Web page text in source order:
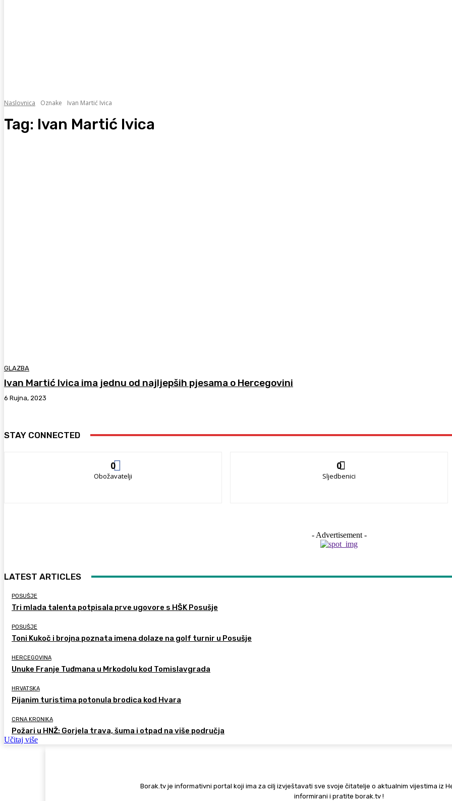
Naslovnica Oznake Ivan Martić Ivica
Tag: Ivan Martić Ivica
GLAZBA
Ivan Martić Ivica ima jednu od najljepših pjesama o Hercegovini
6 Rujna, 2023
STAY CONNECTED
0
Obožavatelji
0
Sljedbenici
- Advertisement -
LATEST ARTICLES
POSUŠJE
Tri mlada talenta potpisala prve ugovore s HŠK Posušje
POSUŠJE
Toni Kukoč i brojna poznata imena dolaze na golf turnir u Posušje
HERCEGOVINA
Unuke Franje Tuđmana u Mrkodolu kod Tomislavgrada
HRVATSKA
Pijanim turistima potonula brodica kod Hvara
CRNA KRONIKA
Požari u HNŽ: Gorjela trava, šuma i otpad na više područja
Učitaj više
Borak.tv je informativni portal koji ima za cilj izvještavati sve svoje čitatelje o aktualnim vijestima iz
informirani i pratite borak.tv !